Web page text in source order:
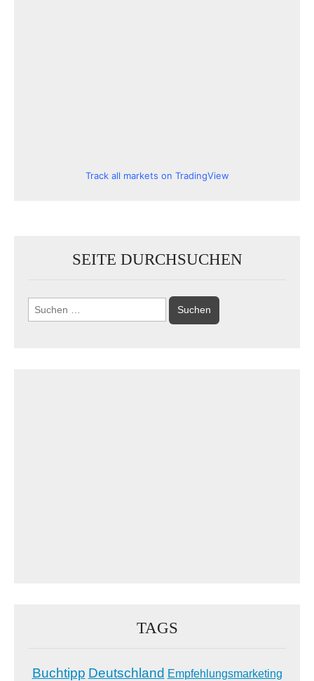
Track all markets on TradingView
SEITE DURCHSUCHEN
Suchen
nach:
TAGS
Buchtipp Deutschland Empfehlungsmarketing